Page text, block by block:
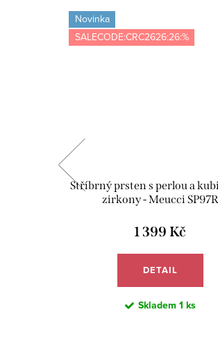
Novinka
SALECODE:CRC2626:26:%
Stříbrný prsten s perlou a
zirkony - Meucci SP97R
1 399 Kč
DETAIL
Skladem 1 ks